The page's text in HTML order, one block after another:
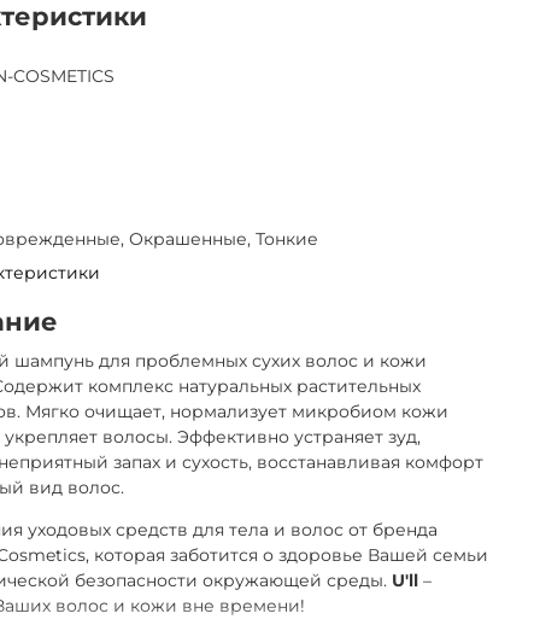
COSMETICS
Окрашенные, Тонкие
шампунь для проблемных сухих волос и кожи
комплекс натуральных растительных
Мягко очищает, нормализует микробиом кожи
волосы. Эффективно устраняет зуд,
запах и сухость, восстанавливая комфорт
вид волос.
уходовых средств для тела и волос от бренда
которая заботится о здоровье Вашей семьи
безопасности окружающей среды. U'll –
волос и кожи вне времени!